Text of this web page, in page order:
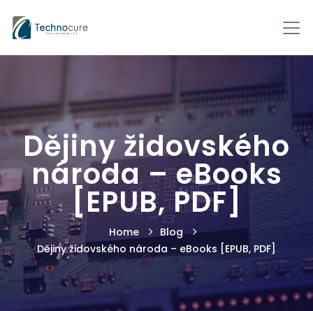
Dějiny židovského
národa – eBooks
[EPUB, PDF]
Home
Blog
Dějiny židovského národa – eBooks [EPUB, PDF]